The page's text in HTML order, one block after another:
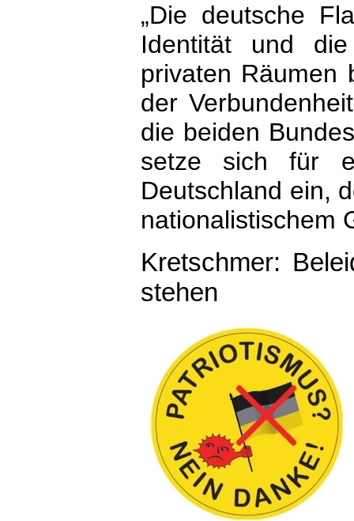
„Die deutsche
Identität und
privaten Räumen
der
die beiden
setze sich für
Deutschland ein,
nationalistischem
Kretschmer:
stehen